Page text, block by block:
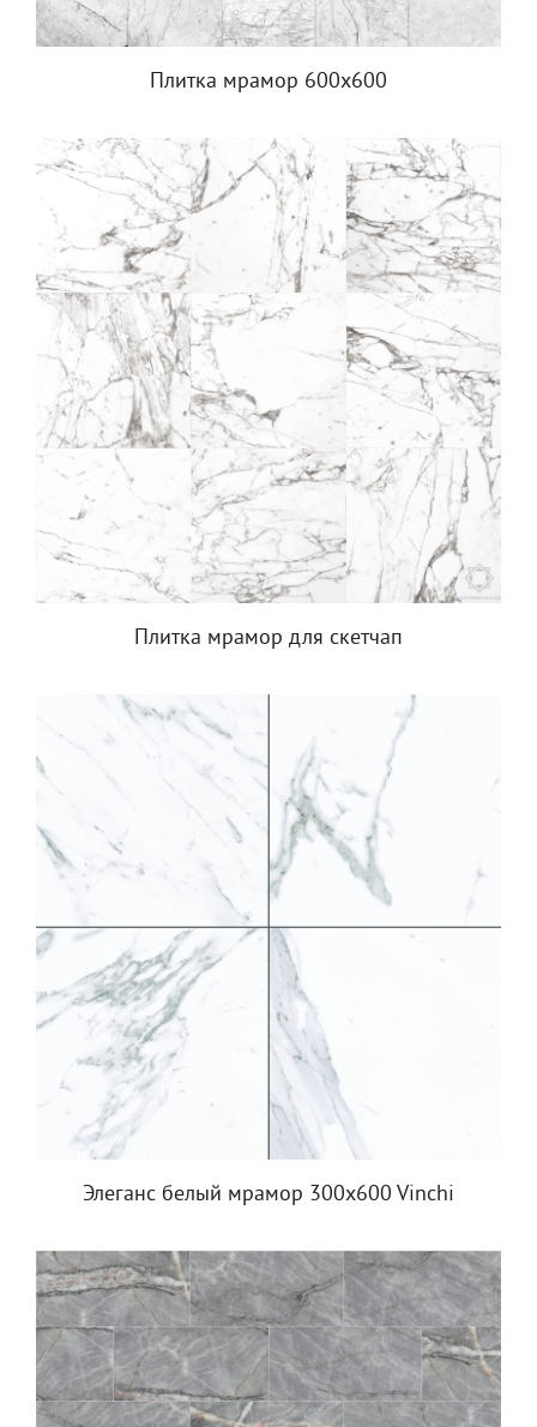
Плитка мрамор 600х600
Плитка мрамор для скетчап
Элеганс белый мрамор 300x600 Vinchi